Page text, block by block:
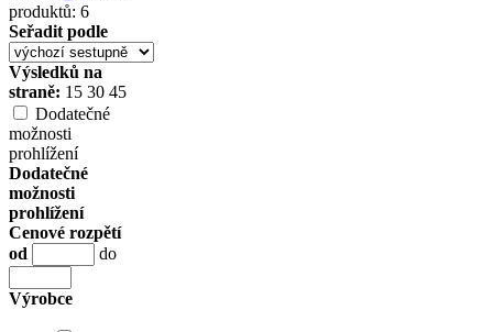
produktů: 6
Seřadit podle
Výsledků na
straně: 15 30 45
Dodatečné
možnosti
prohlížení
Dodatečné
možnosti
prohlížení
Cenové rozpětí
od
do
Výrobce